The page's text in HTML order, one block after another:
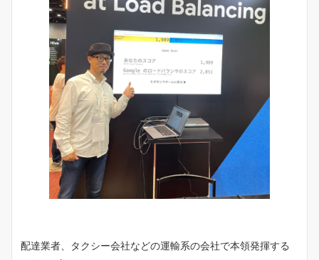
配達業者、タクシー会社などの運輸系の会社で本領発揮する